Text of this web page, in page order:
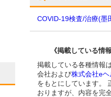
COVID-19検査/治療(墨
《掲載している情
掲載している各種情報
会社および株式会社eヘ
をもとにしています。
おりますが、内容を完